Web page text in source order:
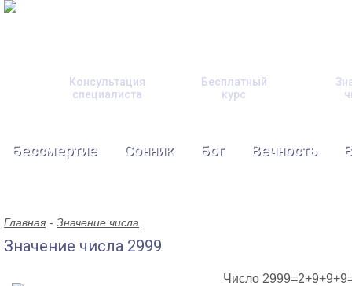
Консультация
специалиста
Бесплатный
курс
Бессмертие Сонник Бог Вечность
Главная Значение числа
Значение числа 2999
Число